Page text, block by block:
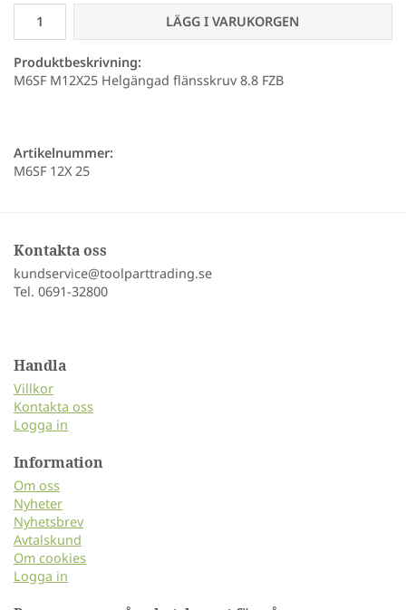
LÄGG I VARUKORGEN
Produktbeskrivning:
M6SF M12X25 Helgängad flänsskruv 8.8 FZB
Artikelnummer:
M6SF 12X 25
Kontakta oss
kundservice@toolparttrading.se
Tel. 0691-32800
Handla
Villkor
Kontakta oss
Logga in
Information
Om oss
Nyheter
Nyhetsbrev
Avtalskund
Om cookies
Logga in